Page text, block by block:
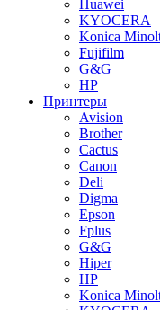
Huawei
KYOCERA
Konica
Fujifilm
G&G
HP
Принтеры
Avision
Brother
Cactus
Canon
Deli
Digma
Epson
Fplus
G&G
Hiper
HP
Konica